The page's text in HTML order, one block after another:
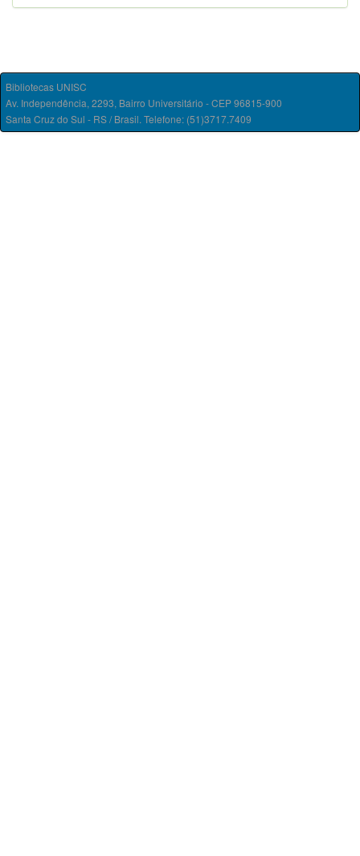
Bibliotecas UNISC
Av. Independência, 2293, Bairro Universitário - CEP 96815-900
Santa Cruz do Sul - RS / Brasil. Telefone: (51)3717.7409